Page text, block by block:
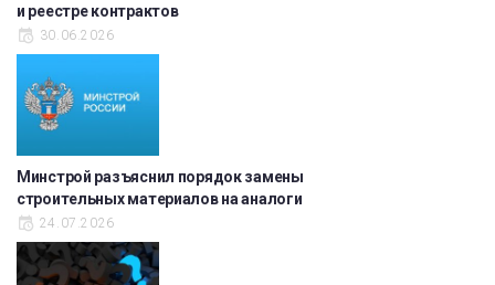
и реестре контрактов
30.06.2026
Минстрой разъяснил порядок замены
строительных материалов на аналоги
24.07.2026